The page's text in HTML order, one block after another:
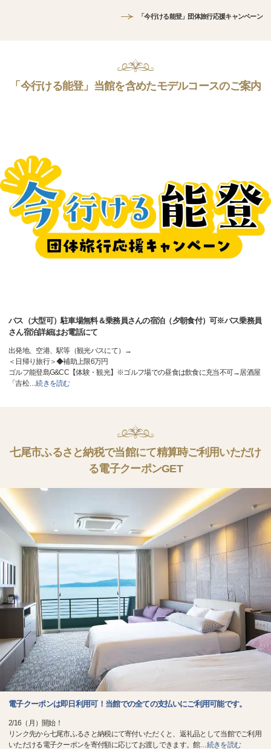
「今行ける能登」団体旅行応援キャンペーン
「今行ける能登」当館を含めたモデルコースのご案内
バス（大型可）駐車場無料＆乗務員さんの宿泊（夕朝食付）可※バス乗務員
さん宿泊詳細はお電話にて
出発地、空港、駅等（観光バスにて）→
＜日帰り旅行＞◆補助上限6万円
ゴルフ能登島G&CC【体験・観光】※ゴルフ場での昼食は飲食に充当不可→居酒屋
「吉松…続きを読む
七尾市ふるさと納税で当館にて精算時ご利用いただけ
る電子クーポンGET
電子クーポンは即日利用可！当館での全ての支払いにご利用可能です。
2/16（月）開始！
リンク先から七尾市ふるさと納税にて寄付いただくと、返礼品として当館でご利用
いただける電子クーポンを寄付額に応じてお渡しできます。館…続きを読む